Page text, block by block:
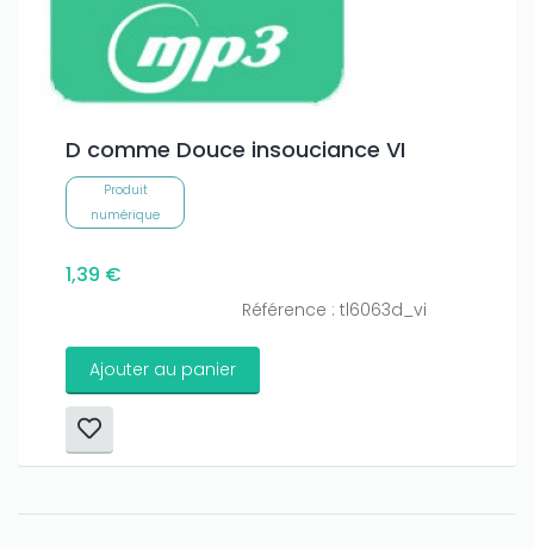
D comme Douce insouciance VI
Produit
numérique
1,39 €
Référence : tl6063d_vi
Ajouter au panier